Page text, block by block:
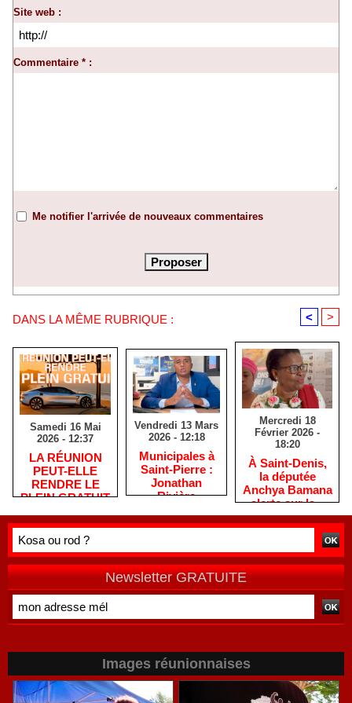
Site web :
Commentaire * :
Me notifier l'arrivée de nouveaux commentaires
DANS LA MÊME RUBRIQUE : < >
Samedi 16 Mai
2026 - 12:37
​LA RÉUNION
PEUT-ELLE
RENDRE LE
PLEIN GRATUIT
Vendredi 13 Mars
2026 - 12:18
​Municipales à
Saint-Pierre :
Jonathan
Rivière
habitants après
de terrain
Mercredi 18
Février 2026 -
18:20
​À Saint-Denis,
la députée
Anchya Bamana
alerte sur la «
double peine »
vécue par
Newsletter GRATUITE
Images réunionnaises